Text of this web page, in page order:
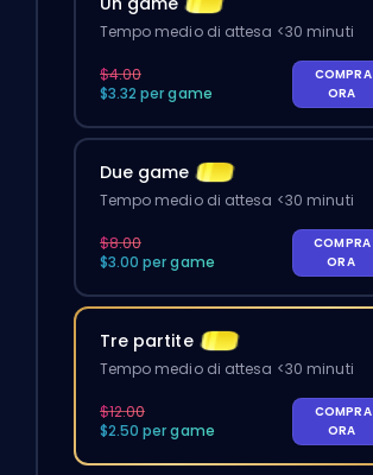
Tempo medio di attesa <30 minuti
$4.00
$3.32 per game
COMPRA
ORA
Due game
Tempo medio di attesa <30 minuti
$8.00
$3.00 per game
COMPRA
ORA
Tre partite
Tempo medio di attesa <30 minuti
$12.00
$2.50 per game
COMPRA
ORA